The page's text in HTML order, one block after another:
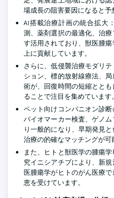
場成長の阻害要因になると予
AI搭載治療計画の統合拡大
測、薬剤選択の最適化、治
す活用されており、獣医腫
上に貢献しています。
さらに、低侵襲治療モダリ
ション、標的放射線療法、
術が、回復時間の短縮とと
ることで注目を集めています。
ペット向けコンパニオン診断
バイオマーカー検査、ゲノ
り一般的になり、早期発見
治療の的確なマッチングが可
また、ヒトと獣医学の腫瘍
究イニシアチブにより、新
医腫瘍学がヒトのがん医療
恵を受けています。